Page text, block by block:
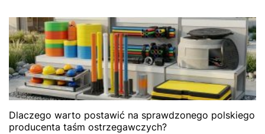
Dlaczego warto postawić na sprawdzonego polskiego
producenta taśm ostrzegawczych?